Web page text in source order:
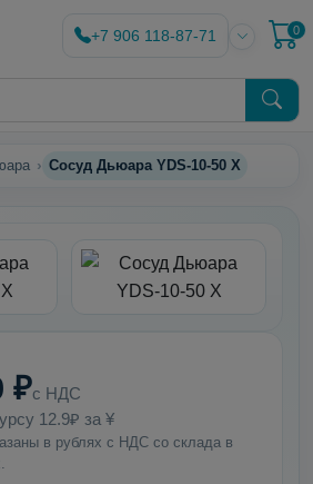
+7 906 118-87-71 0
Сосуд Дьюара YDS-10-50 X
₽с НДС
12.9₽ за ¥
в рублях с НДС со склада в